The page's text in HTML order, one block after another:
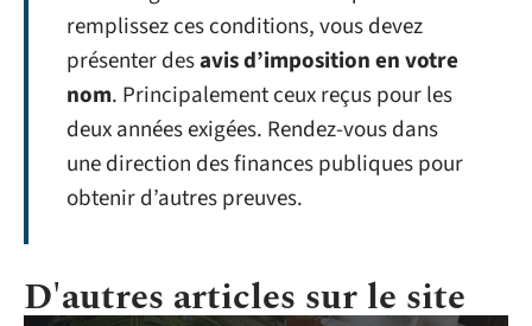
remplissez ces conditions, vous devez
présenter desavis d’imposition en votre
nom. Principalement ceux reçus pour les
deux années exigées. Rendez-vous dans
une direction des finances publiques pour
obtenir d’autres preuves.
D'autres articles sur le site